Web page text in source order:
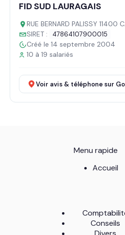
FID SUD LAURAGAIS
RUE BERNARD PALISSY 11400
SIRET :
47864107900015
Créé le 14 septembre 2004
10 à 19 salariés
Voir avis & téléphone sur
Menu rapide
Accueil
Conseils